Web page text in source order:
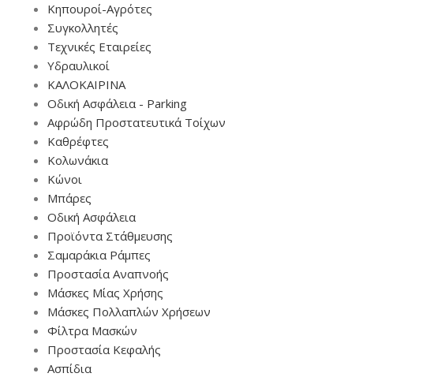
Κηπουροί-Αγρότες
Συγκολλητές
Τεχνικές Εταιρείες
Υδραυλικοί
ΚΑΛΟΚΑΙΡΙΝΑ
Οδική Ασφάλεια - Parking
Αφρώδη Προστατευτικά Τοίχων
Καθρέφτες
Κολωνάκια
Κώνοι
Μπάρες
Οδική Ασφάλεια
Προϊόντα Στάθμευσης
Σαμαράκια Ράμπες
Προστασία Αναπνοής
Μάσκες Μίας Χρήσης
Μάσκες Πολλαπλών Χρήσεων
Φίλτρα Μασκών
Προστασία Κεφαλής
Ασπίδια